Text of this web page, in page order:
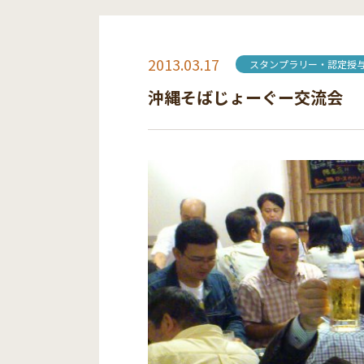
2013.03.17 スタンプラリー・認定授
沖縄そばじょーぐー交流会